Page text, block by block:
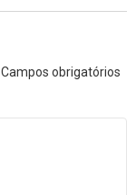
Campos obrigatórios